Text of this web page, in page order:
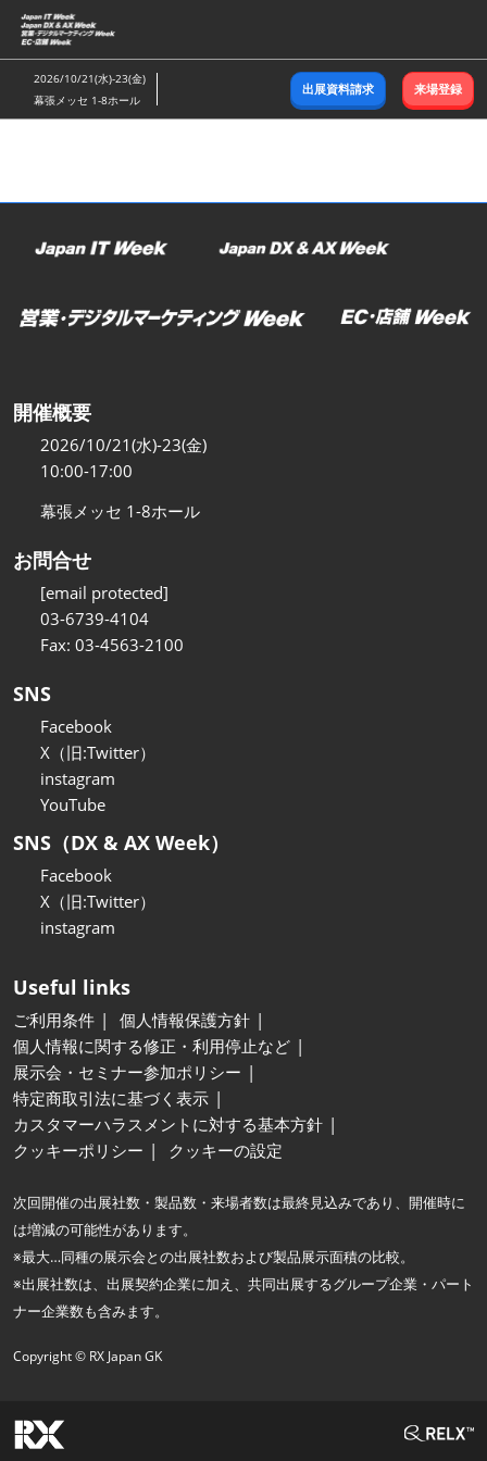
ス
キ
ッ
し
む
2026/10/21(水)-23(金)
幕張メッセ 1-8ホール
出展資料請求 来場登録
開催概要
2026/10/21(水)-23(金)
10:00-17:00
幕張メッセ 1-8ホール
お問合せ
[email protected]
03-6739-4104
Fax: 03-4563-2100
SNS
Facebook
X（旧:Twitter）
instagram
YouTube
SNS（DX & AX Week）
Facebook
X（旧:Twitter）
instagram
Useful links
ご利用条件
個人情報保護方針
個人情報に関する修正・利用停止など
展示会・セミナー参加ポリシー
特定商取引法に基づく表示
カスタマーハラスメントに対する基本方針
クッキーポリシー
クッキーの設定
次回開催の出展社数・製品数・来場者数は最終見込みであり、開催時に
は増減の可能性があります。
※最大…同種の展示会との出展社数および製品展示面積の比較。
※出展社数は、出展契約企業に加え、共同出展するグループ企業・パート
ナー企業数も含みます。
Copyright © RX Japan GK